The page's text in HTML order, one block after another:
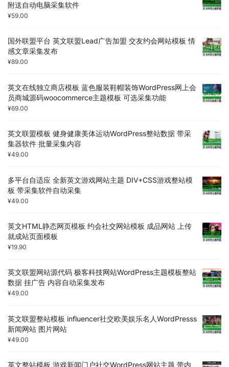
附送自动电脑采集软件
¥59.00
国外联盟平台 英文联盟Lead广告加盟 交友约会网站模板 情
感文章采集发布
¥89.00
英文在线独立商店模板 蓝色服装鞋帽装饰WordPress网上会
员商城源码woocommerce主题模板 可选采集功能
¥69.00
英文联盟模板 健身健康美体运动WordPress整站数据 带采
集器软件 批量采集内容
¥49.00
多平台自适应 全新英文游戏网站主题 DIV+CSS游戏整站模
板 带采集软件自动采集
¥49.00
英文HTML静态网页模板 约会社交网站模板 成品网站 上传
就成站页面模板
¥19.90
英文联盟网站源代码 极客科技网站WordPress主题模板整站
数据 挂广告 内容自动采集发布
¥49.00
英文联盟整站模板 influencer社交欧美娱乐名人WordPresss
新闻网站 图片网站
¥49.00
英文整站模板 游戏新闻门户社交WordPress网站主题 带内